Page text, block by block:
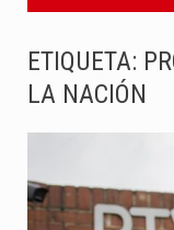
ETIQUETA:
LA NACIÓN